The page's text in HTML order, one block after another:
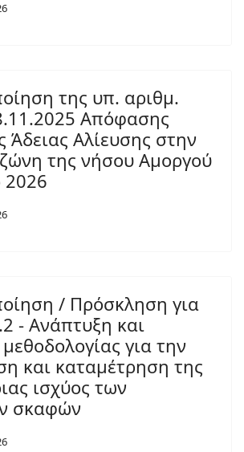
της υπ. αριθμ.
Απόφασης
Άδειας Αλίευσης στην
της νήσου Αμοργού
2026
/ Πρόσκληση για
- Ανάπτυξη και
για την
και καταμέτρηση της
ισχύος των
σκαφών